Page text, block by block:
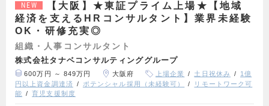
NEW
【大阪】★東証プライム上場★【地域
経済を支えるHRコンサルタント】業界未経験
OK・研修充実◎
組織・人事コンサルタント
株式会社タナベコンサルティンググループ
600万円 ～ 849万円 大阪府 上場企業 土日祝休み
1億
円以上資金調達済
ポテンシャル採用（未経験可）
リモートワーク可
能
育児支援制度